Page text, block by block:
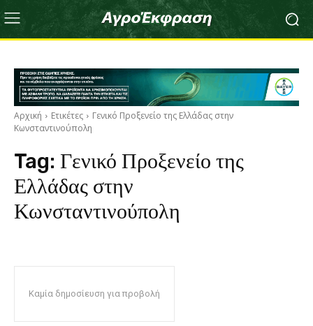
Αρχική Ετικέτες
Γενικό Προξενείο της Ελλάδας στην
Κωνσταντινούπολη
Tag: Γενικό Προξενείο της
Ελλάδας στην
Κωνσταντινούπολη
Καμία δημοσίευση για προβολή